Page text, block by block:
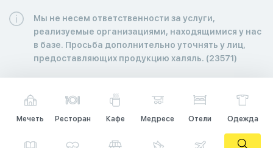
Мы не несем ответственности за услуги,
реализуемые организациями, находящимися у нас
в базе. Просьба дополнительно уточнять у лиц,
предоставляющих продукцию халяль. (23571)
Мечеть Ресторан Кафе Медресе Отели Одежда